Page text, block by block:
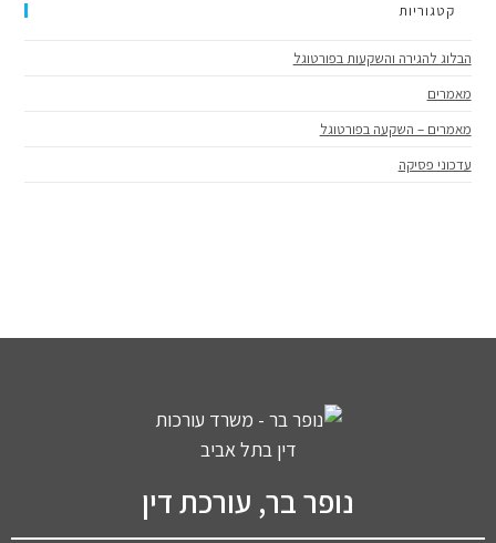
קטגוריות
הבלוג להגירה והשקעות בפורטוגל
מאמרים
מאמרים – השקעה בפורטוגל
עדכוני פסיקה
נופר בר, עורכת דין